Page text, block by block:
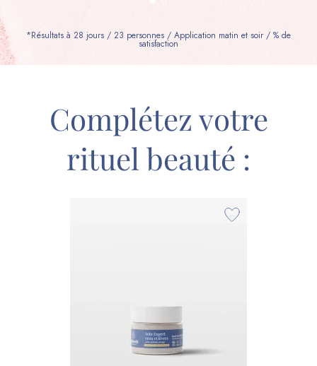
*Résultats à 28 jours / 23 personnes / Application matin et soir / % de
satisfaction
Complétez votre
rituel beauté :